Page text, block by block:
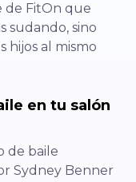
de FitOn que
sudando, sino
hijos al mismo
en tu salón
de baile
Sydney Benner